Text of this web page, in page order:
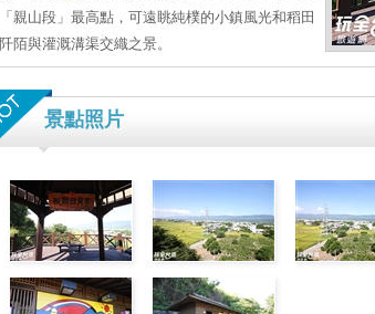
「親山段」最高點，可遠眺純樸的小鎮風光和稻田
阡陌與灌溉溝渠交織之景。
景點照片